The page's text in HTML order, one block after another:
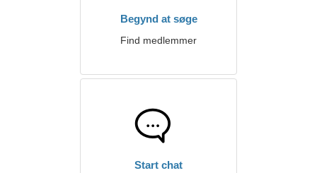
Begynd at søge
Find medlemmer
Start chat